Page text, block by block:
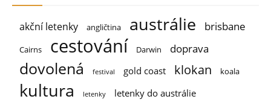
akční letenky angličtina austrálie brisbane
Cairns cestování Darwin doprava
dovolená festival gold coast klokan koala
kultura letenky letenky do austrálie